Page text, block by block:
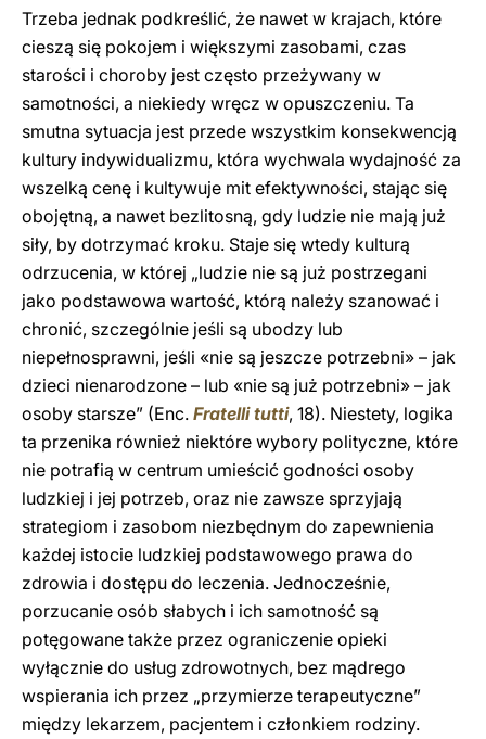
Trzeba jednak podkreślić, że nawet w krajach, które
cieszą się pokojem i większymi zasobami, czas
starości i choroby jest często przeżywany w
samotności, a niekiedy wręcz w opuszczeniu. Ta
smutna sytuacja jest przede wszystkim konsekwencją
kultury indywidualizmu, która wychwala wydajność za
wszelką cenę i kultywuje mit efektywności, stając się
obojętną, a nawet bezlitosną, gdy ludzie nie mają już
siły, by dotrzymać kroku. Staje się wtedy kulturą
odrzucenia, w której „ludzie nie są już postrzegani
jako podstawowa wartość, którą należy szanować i
chronić, szczególnie jeśli są ubodzy lub
niepełnosprawni, jeśli «nie są jeszcze potrzebni» – jak
dzieci nienarodzone – lub «nie są już potrzebni» – jak
osoby starsze” (Enc. Fratelli tutti, 18). Niestety, logika
ta przenika również niektóre wybory polityczne, które
nie potrafią w centrum umieścić godności osoby
ludzkiej i jej potrzeb, oraz nie zawsze sprzyjają
strategiom i zasobom niezbędnym do zapewnienia
każdej istocie ludzkiej podstawowego prawa do
zdrowia i dostępu do leczenia. Jednocześnie,
porzucanie osób słabych i ich samotność są
potęgowane także przez ograniczenie opieki
wyłącznie do usług zdrowotnych, bez mądrego
wspierania ich przez „przymierze terapeutyczne”
między lekarzem, pacjentem i członkiem rodziny.